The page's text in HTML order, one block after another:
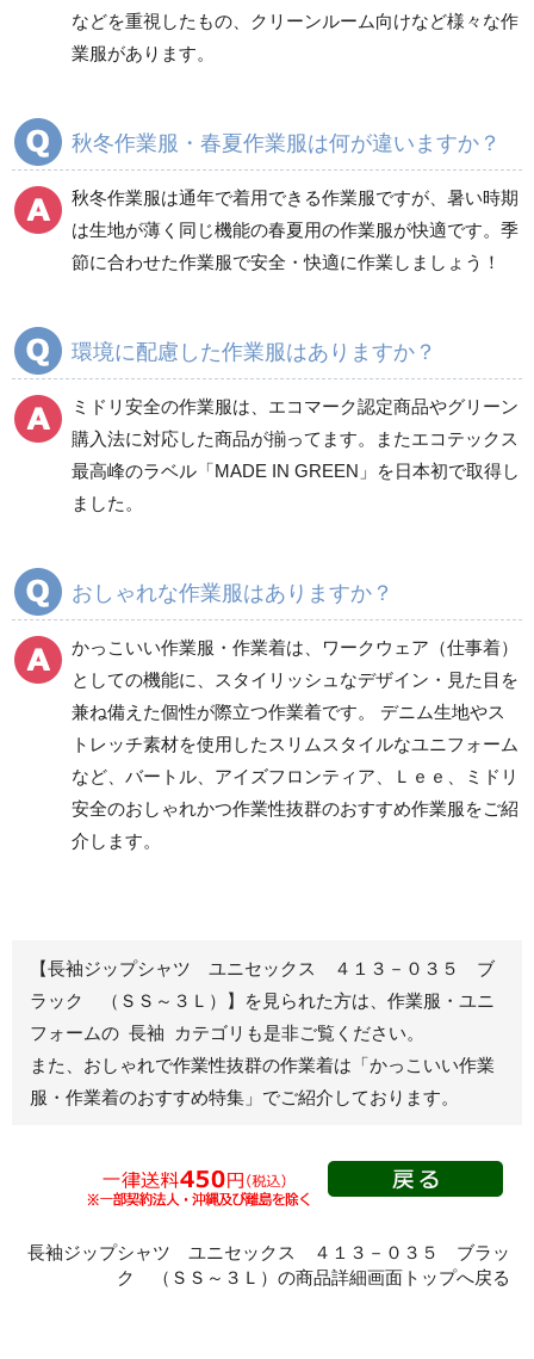
商品カテゴリ一覧
秋冬長袖
食品産業用長袖
食品産業用半袖
秋冬長袖
ワークパンツ
春夏ワークパンツ作業
ズボン
秋冬ワークパンツ作業
ズボン
ツ
クリーンウェアワーク
パンツ
カーゴパンツ
春夏カーゴパンツ作業
ズボン
ズボン
レディース作業着
ブルゾン
春夏半袖
ジャンパー
秋冬長袖
春夏半袖
スモック
秋冬長袖
クリーンウェ
シャツ
などを重視したもの、クリーンルーム向けなど様々な作
業服があります。
秋冬作業服・春夏作業服は何が違いますか？
秋冬作業服は通年で着用できる作業服ですが、暑い時期
は生地が薄く同じ機能の春夏用の作業服が快適です。季
節に合わせた作業服で安全・快適に作業しましょう！
環境に配慮した作業服はありますか？
ミドリ安全の作業服は、エコマーク認定商品やグリーン
購入法に対応した商品が揃ってます。またエコテックス
最高峰のラベル「MADE IN GREEN」を日本初で取得し
ました。
おしゃれな作業服はありますか？
かっこいい作業服・作業着は、ワークウェア（仕事着）
としての機能に、スタイリッシュなデザイン・見た目を
兼ね備えた個性が際立つ作業着です。 デニム生地やス
トレッチ素材を使用したスリムスタイルなユニフォーム
など、バートル、アイズフロンティア、Ｌｅｅ、ミドリ
安全のおしゃれかつ作業性抜群のおすすめ作業服をご紹
介します。
【長袖ジップシャツ ユニセックス ４１３－０３５ ブ
ラック （ＳＳ～３Ｌ）】を見られた方は、作業服・ユニ
フォームの 長袖 カテゴリも是非ご覧ください。
また、おしゃれで作業性抜群の作業着は 「かっこいい作業
服・作業着のおすすめ特集」 でご紹介しております。
長袖ジップシャツ ユニセックス ４１３－０３５ ブラッ
ク （ＳＳ～３Ｌ）の商品詳細画面トップへ戻る